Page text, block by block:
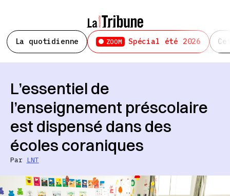
La quotidienne ZOOM Spécial été 2026
L’essentiel de
l’enseignement préscolaire
est dispensé dans des
écoles coraniques
Par LNT